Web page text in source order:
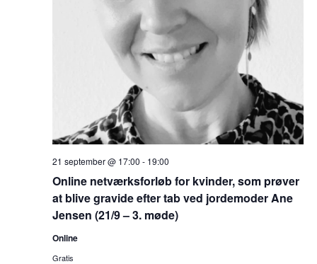
Online netværksforløb for kvinder, som prøver
at blive gravide efter tab ved jordemoder Ane
Jensen (21/9 – 3. møde)
21 september @ 17:00 - 19:00
Online
Gratis